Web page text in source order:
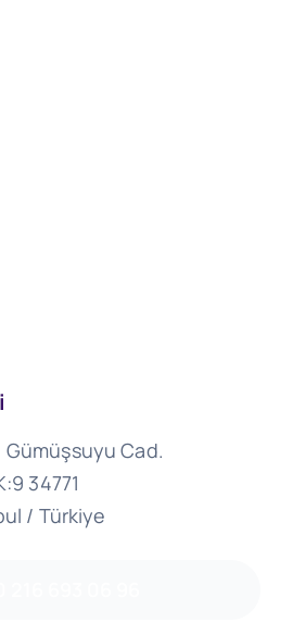
Cad.
34771
/ Türkiye